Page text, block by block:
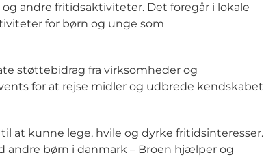
andre fritidsaktiviteter. Det foregår i lokale
for børn og unge som
støttebidrag fra virksomheder og
for at rejse midler og udbrede kendskabet
at kunne lege, hvile og dyrke fritidsinteresser.
børn i danmark – Broen hjælper og